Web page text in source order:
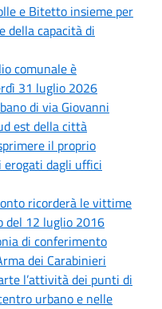
e Bitetto insieme per
della capacità di
comunale è
31 luglio 2026
di via Giovanni
est della città
il proprio
erogati dagli uffici
ricorderà le vittime
del 12 luglio 2016
di conferimento
dei Carabinieri
l’attività dei punti di
urbano e nelle